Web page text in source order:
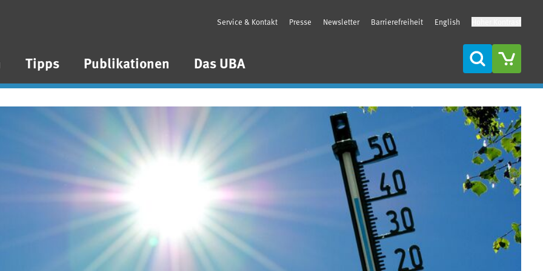
Tipps Publikationen Das UBA
Service & Kontakt Presse Newsletter Barrierefreiheit English
Suche